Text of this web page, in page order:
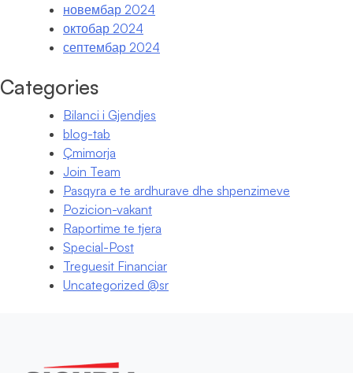
новембар 2024
октобар 2024
септембар 2024
Categories
Bilanci i Gjendjes
blog-tab
Çmimorja
Join Team
Pasqyra e te ardhurave dhe shpenzimeve
Pozicion-vakant
Raportime te tjera
Special-Post
Treguesit Financiar
Uncategorized @sr